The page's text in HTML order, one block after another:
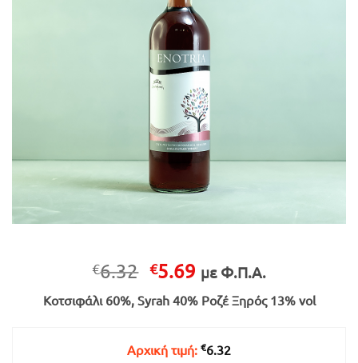
€6.32 Original
price
was:
€5.69Η
τρέχουσα
τιμή
€5.69.
με Φ.Π.Α.
Κοτσιφάλι 60%, Syrah 40% Ροζέ Ξηρός 13% vol
Αρχική τιμή: €6.32